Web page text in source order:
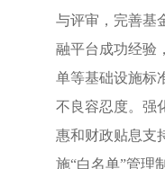
与评审，完善基
融平台成功经验
单等基础设施标
不良容忍度。强
惠和财政贴息支
施“白名单”管理